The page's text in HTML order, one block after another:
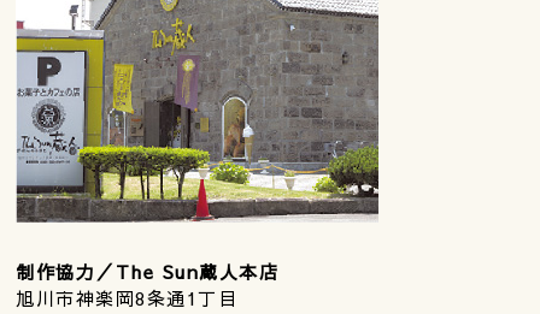
制作協力／The Sun蔵人本店
旭川市神楽岡8条通1丁目